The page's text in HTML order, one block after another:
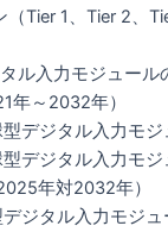
Tier 1、Tier 2、
ル入力モジュール
年～2032年）
デジタル入力モ
デジタル入力モ
年対2032年）
ジタル入力モジ